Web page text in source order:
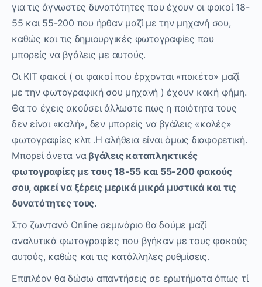
για τις άγνωστες δυνατότητες που έχουν οι φακοί 18-
55 και 55-200 που ήρθαν μαζί με την μηχανή σου,
καθώς και τις δημιουργικές φωτογραφίες που
μπορείς να βγάλεις με αυτούς.
Οι ΚΙΤ φακοί ( οι φακοί που έρχονται «πακέτο» μαζί
με την φωτογραφική σου μηχανή ) έχουν κακή φήμη.
Θα το έχεις ακούσει άλλωστε πως η ποιότητα τους
δεν είναι «καλή», δεν μπορείς να βγάλεις «καλές»
φωτογραφίες κλπ .Η αλήθεια είναι όμως διαφορετική.
Μπορεί άνετα ναβγάλεις καταπληκτικές
φωτογραφίες με τους 18-55 και 55-200 φακούς
σου, αρκεί να ξέρεις μερικά μικρά μυστικά και τις
δυνατότητες τους.
Στο ζωντανό Online σεμινάριο θα δούμε μαζί
αναλυτικά φωτογραφίες που βγήκαν με τους φακούς
αυτούς, καθώς και τις κατάλληλες ρυθμίσεις.
Επιπλέον θα δώσω απαντήσεις σε ερωτήματα όπως τί